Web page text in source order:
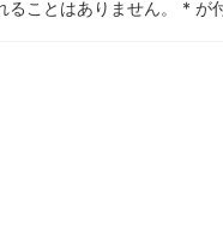
ことはありません。 * が